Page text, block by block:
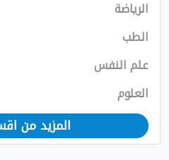
المزيد من اقسام الكتب